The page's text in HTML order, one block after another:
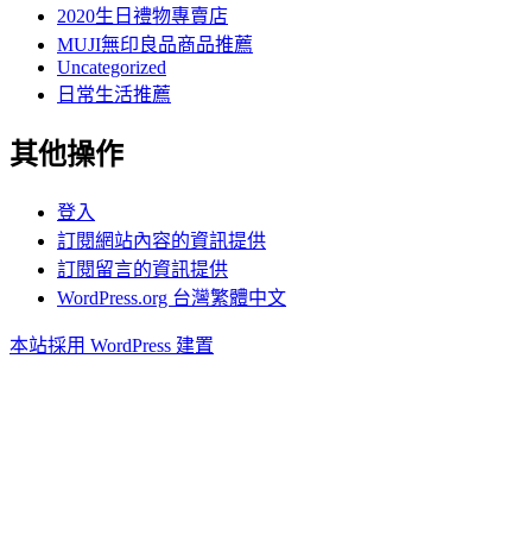
2020生日禮物專賣店
MUJI無印良品商品推薦
Uncategorized
日常生活推薦
其他操作
登入
訂閱網站內容的資訊提供
訂閱留言的資訊提供
WordPress.org 台灣繁體中文
本站採用 WordPress 建置